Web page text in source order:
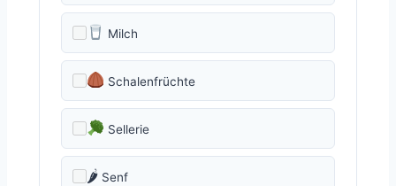
Milch
Schalenfrüchte
Sellerie
🌶 Senf